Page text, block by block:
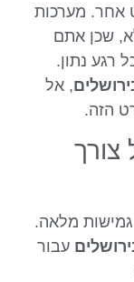
אחר. מערכות
שכן אתם
רגע נתון.
, אל
הזה.
צורך
גמישות מלאה.
עבור